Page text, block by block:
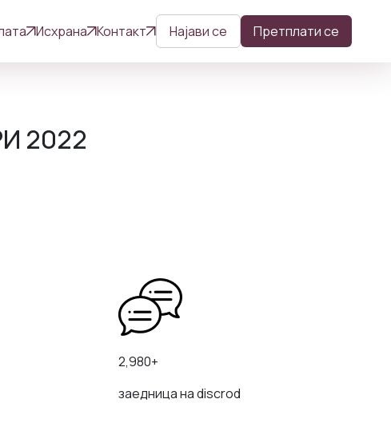
Исхрана Контакт Најави се Претплати се
2022
2,980+
заедница на discrod